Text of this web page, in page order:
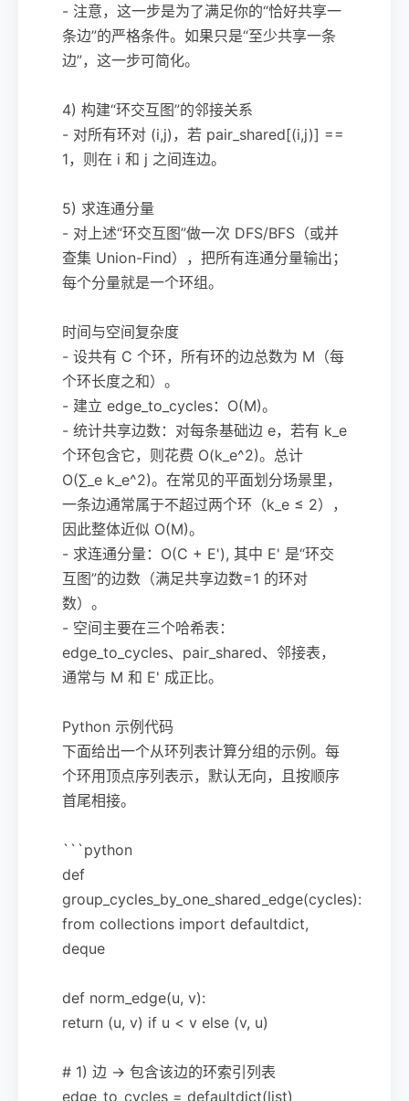
- 注意，这一步是为了满足你的“恰好共享一
条边”的严格条件。如果只是“至少共享一条
边”，这一步可简化。
4) 构建“环交互图”的邻接关系
- 对所有环对 (i,j)，若 pair_shared[(i,j)] ==
1，则在 i 和 j 之间连边。
5) 求连通分量
- 对上述“环交互图”做一次 DFS/BFS（或并
查集 Union-Find），把所有连通分量输出；
每个分量就是一个环组。
时间与空间复杂度
- 设共有 C 个环，所有环的边总数为 M（每
个环长度之和）。
- 建立 edge_to_cycles：O(M)。
- 统计共享边数：对每条基础边 e，若有 k_e
个环包含它，则花费 O(k_e^2)。总计
O(∑_e k_e^2)。在常见的平面划分场景里，
一条边通常属于不超过两个环（k_e ≤ 2），
因此整体近似 O(M)。
- 求连通分量：O(C + E'), 其中 E' 是“环交
互图”的边数（满足共享边数=1 的环对
数）。
- 空间主要在三个哈希表：
edge_to_cycles、pair_shared、邻接表，
通常与 M 和 E' 成正比。
Python 示例代码
下面给出一个从环列表计算分组的示例。每
个环用顶点序列表示，默认无向，且按顺序
首尾相接。
```python
def
group_cycles_by_one_shared_edge(cycles):
from collections import defaultdict,
deque
def norm_edge(u, v):
return (u, v) if u < v else (v, u)
# 1) 边 -> 包含该边的环索引列表
edge_to_cycles = defaultdict(list)